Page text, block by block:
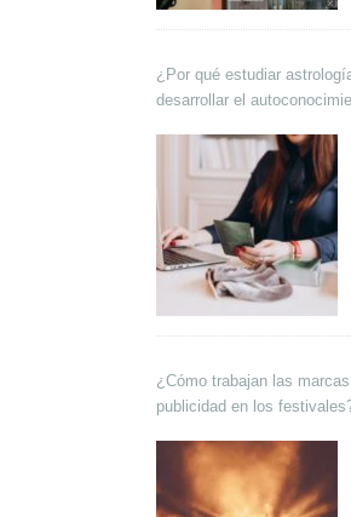
¿Por qué estudiar
desarrollar el
¿Cómo trabajan las
publicidad en los